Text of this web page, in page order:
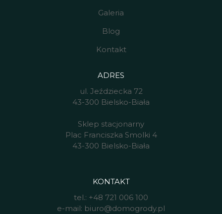
Galeria
Blog
Kontakt
ADRES
ul. Jeździecka 72
43-300 Bielsko-Biała
Sklep stacjonarny
Plac Franciszka Smolki 4
43-300 Bielsko-Biała
KONTAKT
tel.: +48 721 006 100
e-mail: biuro@domogrody.pl